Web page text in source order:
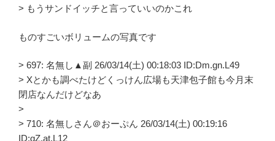
> もうサンドイッチと言っていいのかこれ
ものすごいボリュームの写真です
> 697: 名無し▲副 26/03/14(土) 00:18:03 ID:Dm.gn.L49
> Xとかも調べたけどくっけん広場も天津包子館も今月末
閉店なんだけどなあ
>
> 710: 名無しさん＠おーぷん 26/03/14(土) 00:19:16
ID:qZ.at.L12